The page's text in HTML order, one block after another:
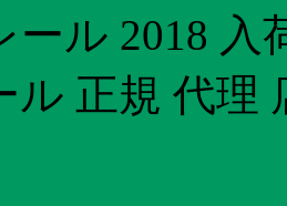
ール 2018 入
ル 正規 代理